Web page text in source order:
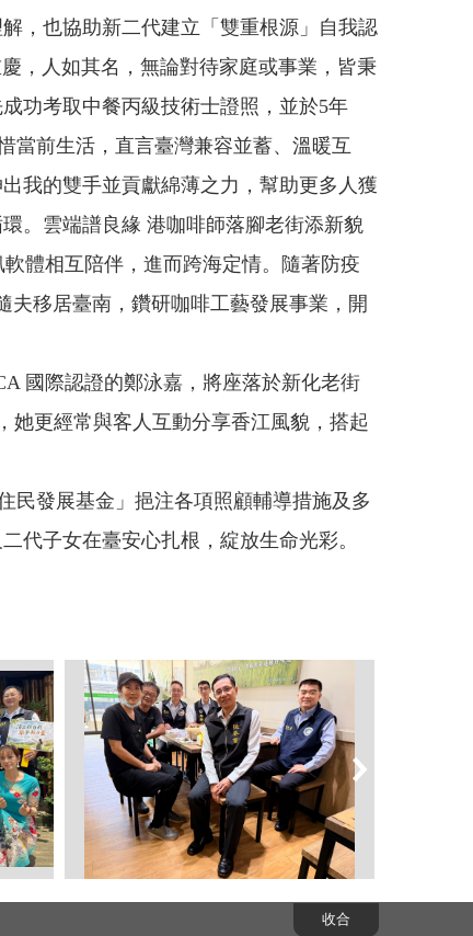
，也協助新二代建立「雙重根源」自我認
，人如其名，無論對待家庭或事業，皆秉
功考取中餐丙級技術士證照，並於5年
前生活，直言臺灣兼容並蓄、溫暖互
我的雙手並貢獻綿薄之力，幫助更多人獲
。雲端譜良緣 港咖啡師落腳老街添新貌
體相互陪伴，進而跨海定情。隨著防疫
夫移居臺南，鑽研咖啡工藝發展事業，開
國際認證的鄭泳嘉，將座落於新化老街
她更經常與客人互動分享香江風貌，搭起
發展基金」挹注各項照顧輔導措施及多
代子女在臺安心扎根，綻放生命光彩。
見
圖四、大陸新住民曾鑫（左一）分
享餐飲職涯經驗，展現新住民在臺
圖五、
收合